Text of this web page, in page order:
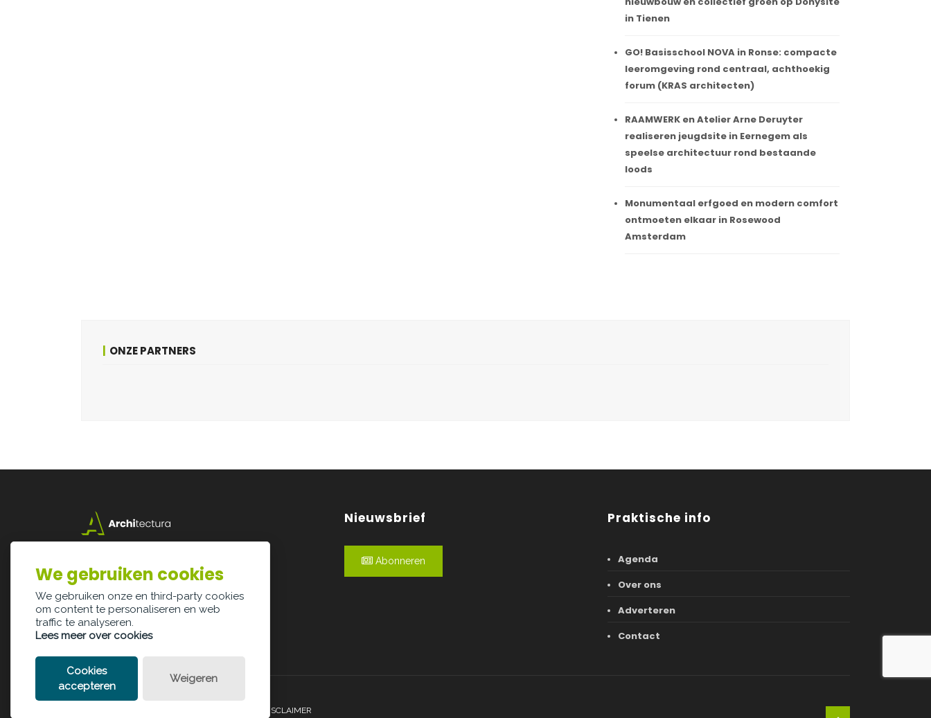
in Tienen
GO! Basisschool NOVA in Ronse: compacte
leeromgeving rond centraal, achthoekig
forum (KRAS architecten)
RAAMWERK en Atelier Arne Deruyter
realiseren jeugdsite in Eernegem als
speelse architectuur rond bestaande
loods
Monumentaal erfgoed en modern comfort
ontmoeten elkaar in Rosewood
Amsterdam
ONZE PARTNERS
3500 Hasselt
info@architectura.be
Nieuwsbrief
Abonneren
Praktische info
Agenda
Over ons
Adverteren
Contact
LEGAL DISCLAIMER
We gebruiken cookies
We gebruiken onze en third-party cookies
om content te personaliseren en web
traffic te analyseren.
Lees meer over cookies
Cookies
accepteren
Weigeren